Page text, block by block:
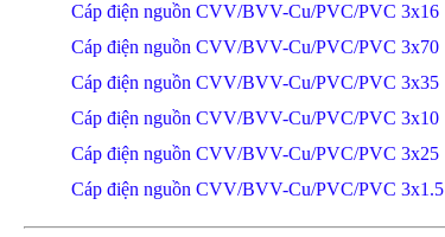
Cáp điện nguồn CVV/BVV-Cu/PVC/PVC 3x16
Cáp điện nguồn CVV/BVV-Cu/PVC/PVC 3x70
Cáp điện nguồn CVV/BVV-Cu/PVC/PVC 3x35
Cáp điện nguồn CVV/BVV-Cu/PVC/PVC 3x10
Cáp điện nguồn CVV/BVV-Cu/PVC/PVC 3x25
Cáp điện nguồn CVV/BVV-Cu/PVC/PVC 3x1.5